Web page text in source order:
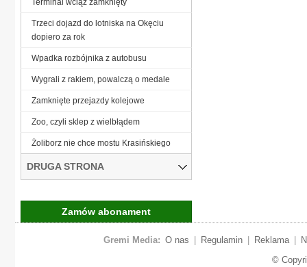
Trzeci dojazd do lotniska na Okęciu
dopiero za rok
Wpadka rozbójnika z autobusu
Wygrali z rakiem, powalczą o medale
Zamknięte przejazdy kolejowe
Zoo, czyli sklep z wielbłądem
Żoliborz nie chce mostu Krasińskiego
DRUGA STRONA
Zamów abonament
Gremi Media: O nas Regulamin Reklama
©